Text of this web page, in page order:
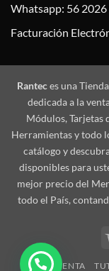
Whatsapp: 56
Facturación
Ranteces una
dedicada a la
Módulos, Tarjetas
Herramientas y todo
catálogo y
disponibles para
mejor precio del
todo el País,
MI CUENTA